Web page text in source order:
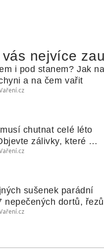
nejvíce
i pod stanem? Jak na
a na čem vařit
chutnat celé léto
zálivky, které
i na maso, nudle nebo
sušenek parádní
nepečených dortů,